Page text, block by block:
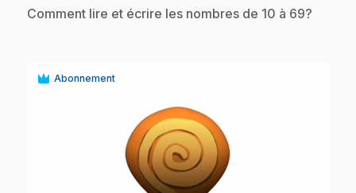
.Comment lire et écrire les nombres de 10 à 69?
Abonnement